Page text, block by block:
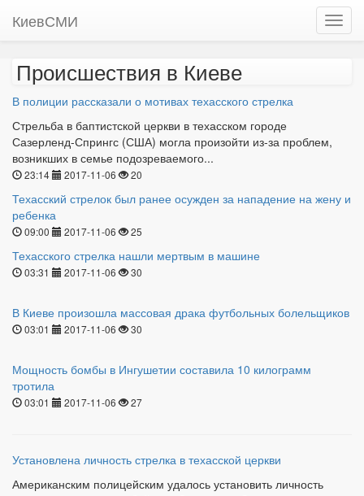
КиевСМИ
Происшествия в Киеве
В полиции рассказали о мотивах техасского стрелка
Стрельба в баптистской церкви в техасском городе
Сазерленд-Спрингс (США) могла произойти из-за проблем,
возникших в семье подозреваемого...
23:14 2017-11-06 20
Техасский стрелок был ранее осужден за нападение на жену и
ребенка
09:00 2017-11-06 25
Техасского стрелка нашли мертвым в машине
03:31 2017-11-06 30
В Киеве произошла массовая драка футбольных болельщиков
03:01 2017-11-06 30
Мощность бомбы в Ингушетии составила 10 килограмм
тротила
03:01 2017-11-06 27
Установлена личность стрелка в техасской церкви
Американским полицейским удалось установить личность